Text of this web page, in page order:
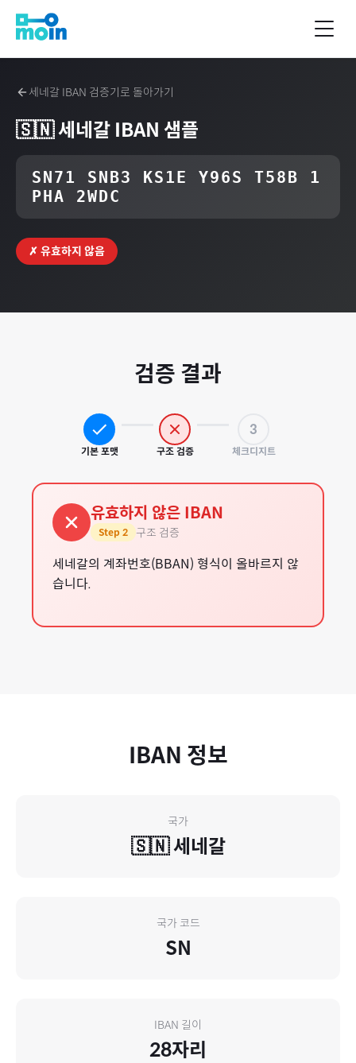
세네갈 IBAN 검증기로 돌아가기
🇸🇳세네갈 IBAN 샘플
SN71 SNB3 KS1E Y96S T58B 1
PHA 2WDC
✗ 유효하지 않음
검증 결과
기본 포맷 구조 검증
3
체크디지트
유효하지 않은 IBAN
Step 2 구조 검증
세네갈의 계좌번호(BBAN) 형식이 올바르지 않
습니다.
IBAN 정보
국가
🇸🇳세네갈
국가 코드
SN
IBAN 길이
28자리